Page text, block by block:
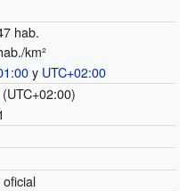
hab.
km²
y UTC+02:00
(UTC+02:00)